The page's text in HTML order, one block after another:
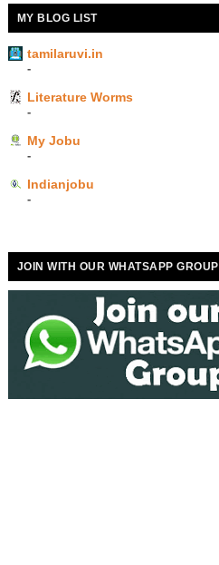
MY BLOG LIST
tamilaruvi.in
-
Literature Worms
-
My Jobu
-
Indianjobu
-
JOIN WITH OUR WHATSAPP GROUP